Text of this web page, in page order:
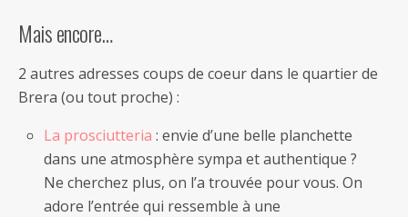
Mais encore…
2 autres adresses coups de coeur dans le quartier de
Brera (ou tout proche) :
La prosciutteria : envie d’une belle planchette
dans une atmosphère sympa et authentique ?
Ne cherchez plus, on l’a trouvée pour vous. On
adore l’entrée qui ressemble à une